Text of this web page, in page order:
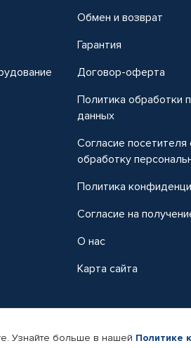
Обмен и возврат
Гарантия
Договор-оферта
Политика обработки
данных
Согласие посетителя
обработку
Политика
Согласие на
О нас
Карта сайта
товаров Автопрофи.
Узнайте больше в нашей Политике